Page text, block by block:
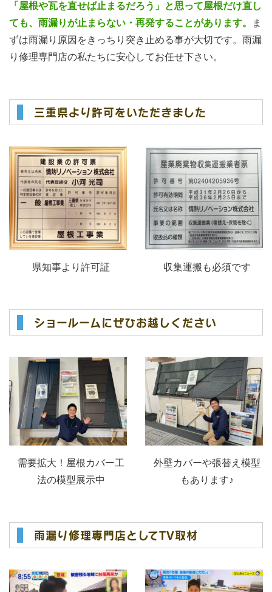
「屋根や瓦を直せば止まるだろう」と思って屋根だけ直し
ても、雨漏りが止まらない・再発することがあります。
ま
ずは雨漏り原因をきっちり突き止める事が大切です。雨漏
り修理専門店の私たちに安心してお任せ下さい。
三重県より許可をいただきました
県知事より許可証 収集運搬も必須です
ショールームにぜひお越しください
需要拡大！屋根カバー工
法の模型展示中
外壁カバーや張替え模型
もあります♪
雨漏り修理専門店としてTV取材